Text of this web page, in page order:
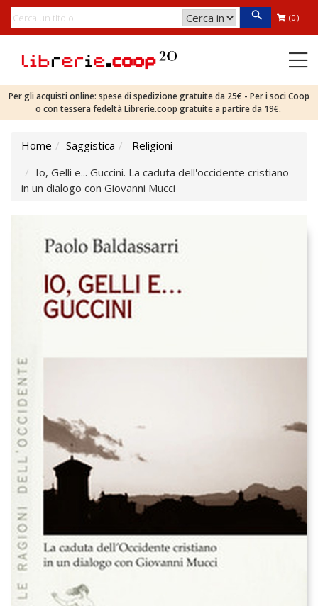
(0)
Per gli acquisti online: spese di spedizione gratuite da 25€ - Per i soci Coop
o con tessera fedeltà Librerie.coop gratuite a partire da 19€.
Home Saggistica
Religioni
Io, Gelli e... Guccini. La caduta dell'occidente cristiano
in un dialogo con Giovanni Mucci